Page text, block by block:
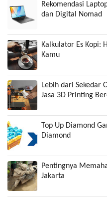
Rekomendasi
dan Digital Nomad
Kalkulator Es Kopi:
Kamu
Lebih dari Sekedar
Jasa 3D Printing
Top Up Diamond
Diamond
Pentingnya
Jakarta